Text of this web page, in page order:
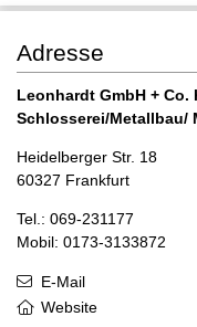
Adresse
Leonhardt GmbH + Co.
Schlosserei/Metallbau/
Heidelberger Str. 18
60327 Frankfurt
Tel.: 069-231177
Mobil: 0173-3133872
E-Mail
Website